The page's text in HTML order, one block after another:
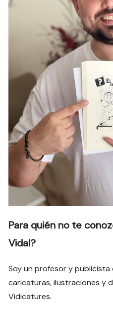
Para quién no te
Vidal?
Soy un profesor y publicista
caricaturas, ilustraciones y
Vidicatures.